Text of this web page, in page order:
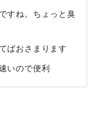
すね。ちょっと臭
ばおさまります
いので便利